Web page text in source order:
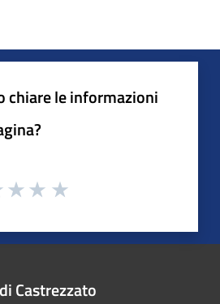
chiare le informazioni
Castrezzato